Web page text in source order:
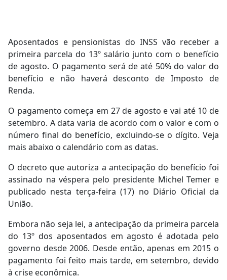
Aposentados e pensionistas do INSS vão receber a
primeira parcela do 13º salário junto com o benefício
de agosto. O pagamento será de até 50% do valor do
benefício e não haverá desconto de Imposto de
Renda.
O pagamento começa em 27 de agosto e vai até 10 de
setembro. A data varia de acordo com o valor e com o
número final do benefício, excluindo-se o dígito. Veja
mais abaixo o calendário com as datas.
O decreto que autoriza a antecipação do benefício foi
assinado na véspera pelo presidente Michel Temer e
publicado nesta terça-feira (17) no Diário Oficial da
União.
Embora não seja lei, a antecipação da primeira parcela
do 13º dos aposentados em agosto é adotada pelo
governo desde 2006. Desde então, apenas em 2015 o
pagamento foi feito mais tarde, em setembro, devido
à crise econômica.